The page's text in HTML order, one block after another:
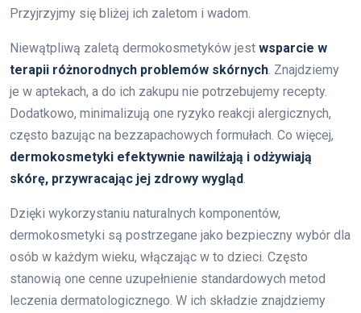
Przyjrzyjmy się bliżej ich zaletom i wadom.
Niewątpliwą zaletą dermokosmetyków jest wsparcie w
terapii różnorodnych problemów skórnych. Znajdziemy
je w aptekach, a do ich zakupu nie potrzebujemy recepty.
Dodatkowo, minimalizują one ryzyko reakcji alergicznych,
często bazując na bezzapachowych formułach. Co więcej,
dermokosmetyki efektywnie nawilżają i odżywiają
skórę, przywracając jej zdrowy wygląd.
Dzięki wykorzystaniu naturalnych komponentów,
dermokosmetyki są postrzegane jako bezpieczny wybór dla
osób w każdym wieku, włączając w to dzieci. Często
stanowią one cenne uzupełnienie standardowych metod
leczenia dermatologicznego. W ich składzie znajdziemy